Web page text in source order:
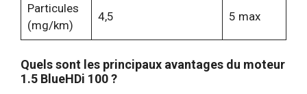
Particules
(mg/km)
4,5 5 max
Quels sont les principaux avantages du moteur
1.5 BlueHDi 100 ?